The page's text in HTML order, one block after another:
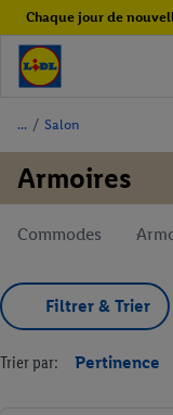
Chaque jour de
/ Salon
Armoires
Commodes
Filtrer & Trier
Trier par: Pertinence